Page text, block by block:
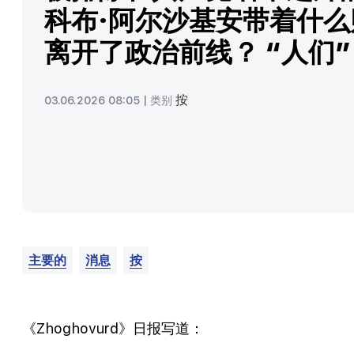
科布·阿尔沙基安带着什
离开了政治前线？ “人们”
03.06.2026 08:05 | 类别 按
主要的 消息 按
《Zhoghovurd》日报写道：